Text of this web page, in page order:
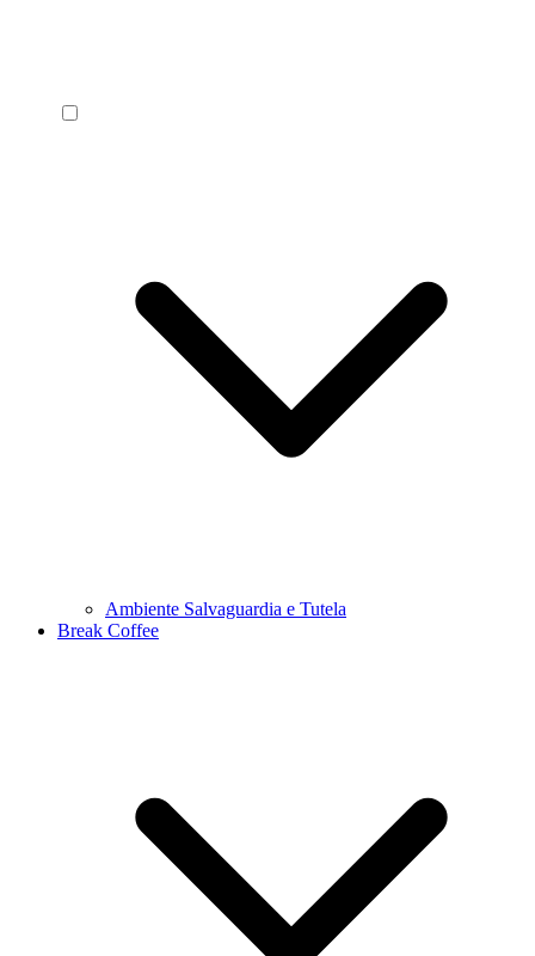
Ambiente Salvaguardia e Tutela
Break Coffee